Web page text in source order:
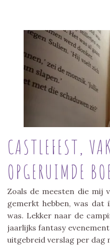
CASTLEFEST,
OPGERUIMDE
Zoals de meesten die mij
gemerkt hebben, was dat
was. Lekker naar de
jaarlijks fantasy
uitgebreid verslag per dag